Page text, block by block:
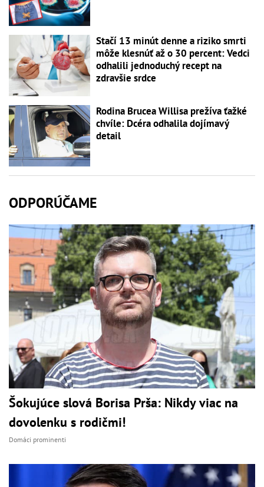
Stačí 13 minút denne a riziko smrti
môže klesnúť až o 30 percent: Vedci
odhalili jednoduchý recept na
zdravšie srdce
Rodina Brucea Willisa prežíva ťažké
chvíle: Dcéra odhalila dojímavý
detail
ODPORÚČAME
Šokujúce slová Borisa Prša: Nikdy viac na
dovolenku s rodičmi!
Domáci prominenti